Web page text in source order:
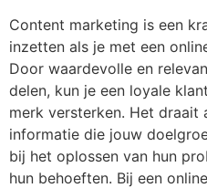
Content marketing is een
inzetten als je met een
Door waardevolle en
delen, kun je een loyale
merk versterken. Het draait
informatie die jouw
bij het oplossen van hun
hun behoeften. Bij een